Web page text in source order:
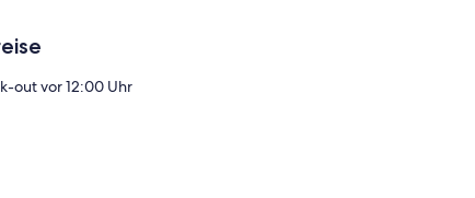
out vor 12:00 Uhr